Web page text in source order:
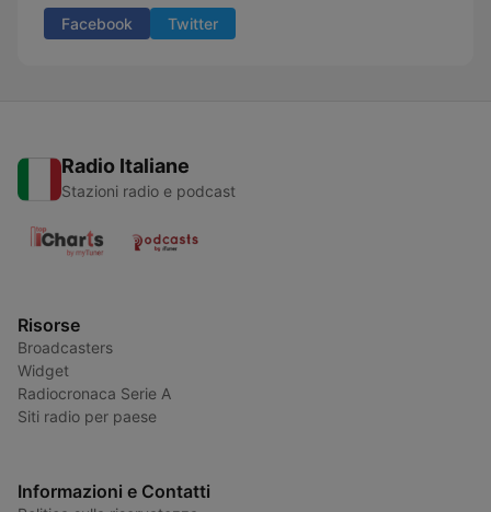
Facebook Twitter
Radio Italiane
Stazioni radio e podcast
Risorse
Broadcasters
Widget
Radiocronaca Serie A
Siti radio per paese
Informazioni e Contatti